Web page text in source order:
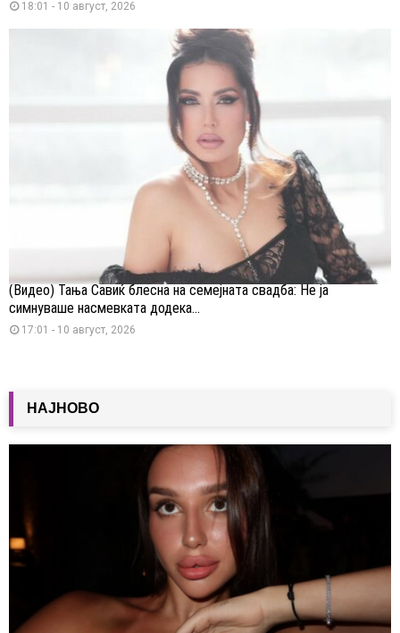
18:01 - 10 август, 2026
(Видео) Тања Савиќ блесна на семејната свадба: Не ја
симнуваше насмевката додека...
17:01 - 10 август, 2026
НАЈНОВО